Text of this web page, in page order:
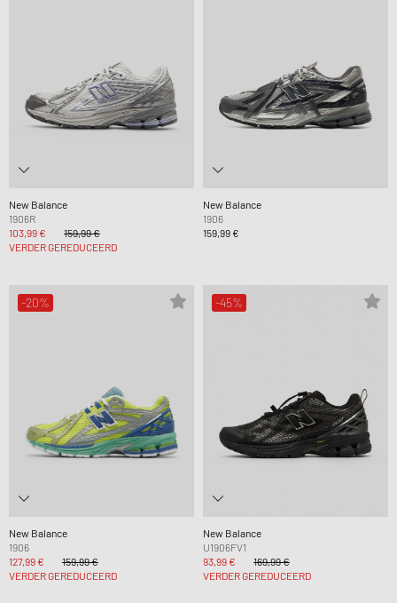
New Balance
1906R
103,99 €
159,99 €
VERDER GEREDUCEERD
New Balance
1906
159,99 €
-20%
New Balance
1906
127,99 €
159,99 €
VERDER GEREDUCEERD
-45%
New Balance
U1906FV1
93,99 €
169,99 €
VERDER GEREDUCEERD